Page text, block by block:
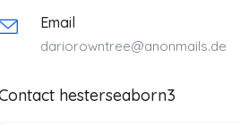
Email
dariorowntree@anonmails.de
hesterseaborn3